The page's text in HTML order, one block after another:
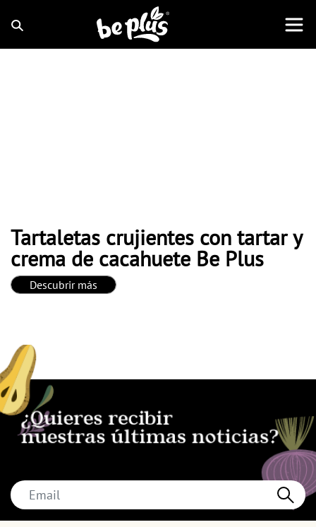
Tartaletas crujientes con tartar y
crema de cacahuete Be Plus
Descubrir más